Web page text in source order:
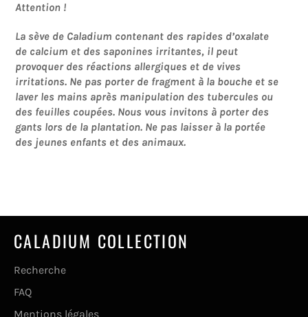
Attention !
La sève de Caladium contenant des rapides d’oxalate
de calcium et des saponines irritantes, il peut
provoquer des réactions allergiques et de vives
irritations. Ne pas porter de fragment à la bouche et se
laver les mains après manipulation des tubercules ou
des feuilles coupées. Nous vous invitons à porter des
gants lors de la plantation. Ne pas laisser à la portée
des jeunes enfants et des animaux.
CALADIUM COLLECTION
Recherche
FAQ
Mentions légales